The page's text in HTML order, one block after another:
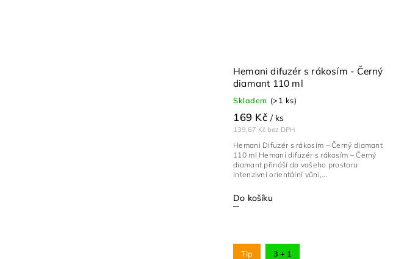
Hemani difuzér s rákosím - Černý
diamant 110 ml
Skladem (>1 ks)
139,67 Kč bez DPH
169 Kč / ks
Do košíku
Hemani Difuzér s rákosím – Černý diamant
110 ml Hemani difuzér s rákosím – Černý
diamant přináší do vašeho prostoru
intenzivní orientální vůni,...
Tip 3 + 1